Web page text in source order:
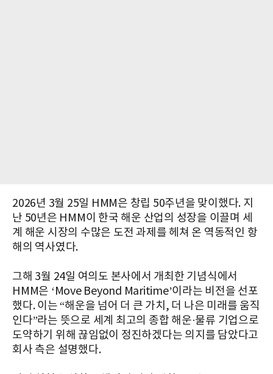
2026년 3월 25일 HMM은 창립 50주년을 맞이했다. 지
난 50년은 HMM이 한국 해운 산업의 성장을 이끌며 세
계 해운 시장의 수많은 도전 과제를 헤쳐 온 역동적인 항
해의 역사였다.
그해 3월 24일 여의도 본사에서 개최한 기념식에서
HMM은 ‘Move Beyond Maritime’이라는 비전을 선포
했다. 이는 “해운을 넘어 더 큰 가치, 더 나은 미래를 움직
인다”라는 뜻으로 세계 최고의 종합 해운·물류 기업으로
도약하기 위해 끊임없이 정진하겠다는 의지를 담았다고
회사 측은 설명했다.